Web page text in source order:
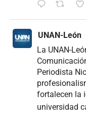
UNAN-León
La UNAN-
Periodista
fortalecen la
universidad